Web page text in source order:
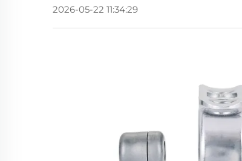
2026-05-22 11:34:29